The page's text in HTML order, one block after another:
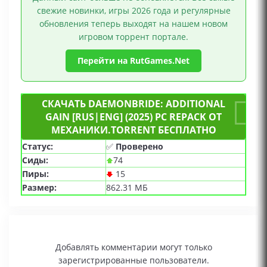
свежие новинки, игры 2026 года и регулярные
обновления теперь выходят на нашем новом
игровом торрент портале.
Перейти на RutGames.Net
СКАЧАТЬ DAEMONBRIDE: ADDITIONAL
GAIN [RUS|ENG] (2025) PC REPACK ОТ
МЕХАНИКИ.TORRENT БЕСПЛАТНО
Статус: ✅ Проверено
Сиды:
74
Пиры:
15
Размер:
862.31 МБ
Добавлять комментарии могут только
зарегистрированные пользователи.